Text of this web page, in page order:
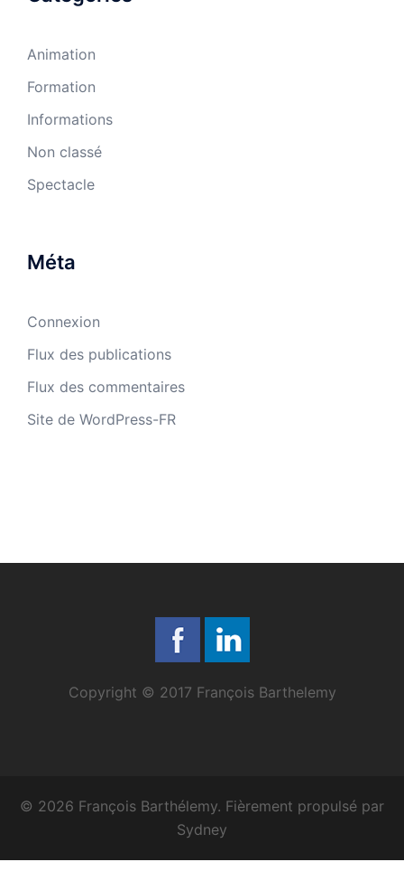
Animation
Formation
Informations
Non classé
Spectacle
Méta
Connexion
Flux des publications
Flux des commentaires
Site de WordPress-FR
Copyright © 2017 François Barthelemy
© 2026 François Barthélemy. Fièrement propulsé par
Sydney